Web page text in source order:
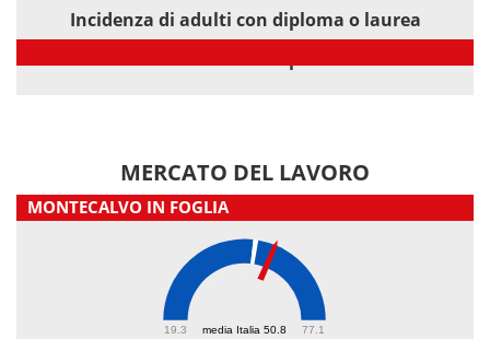
Incidenza di adulti con diploma o laurea
MERCATO DEL LAVORO
MONTECALVO IN FOGLIA
media Italia 50.8
19.3 77.1